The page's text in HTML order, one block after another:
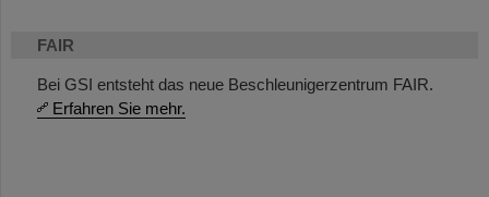
FAIR
Bei GSI entsteht das neue Beschleunigerzentrum FAIR.
Erfahren Sie mehr.